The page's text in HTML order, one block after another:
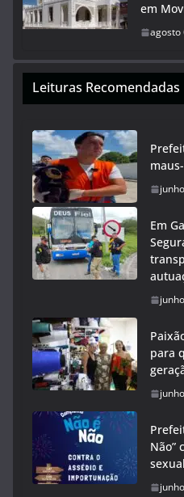
em
agosto
Leituras Recomendadas
Em
para
Não”
sexual